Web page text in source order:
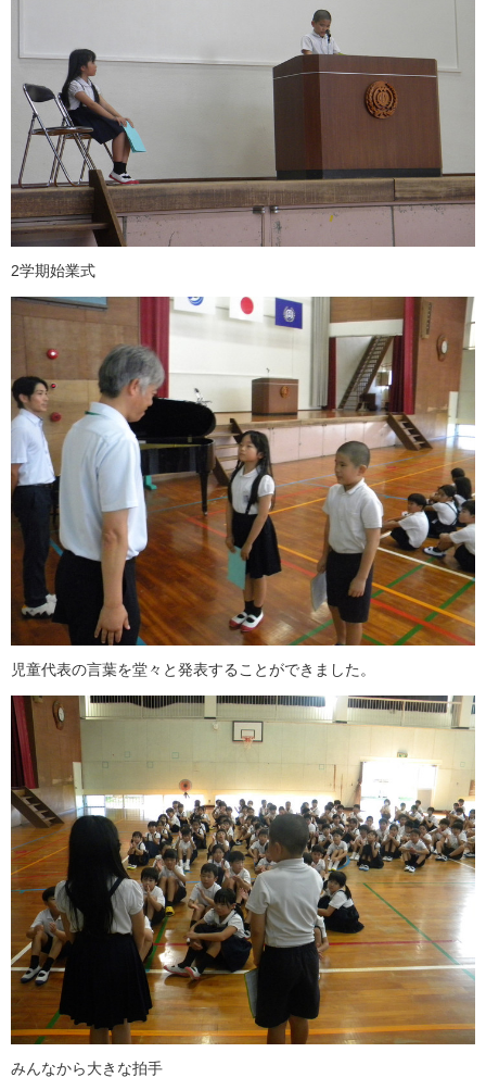
2学期始業式
児童代表の言葉を堂々と発表することができました。
みんなから大きな拍手